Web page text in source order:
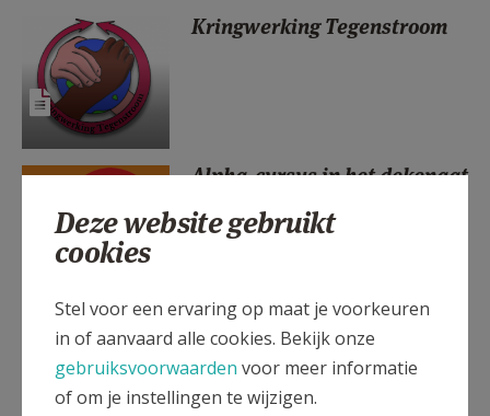
Kringwerking Tegenstroom
Alpha-cursus in het dekenaat
Hoger Diocesaan
Godsdienstinstituut
programma 2026-2027
Deze website gebruikt
cookies
Stel voor een ervaring op maat je voorkeuren
in of aanvaard alle cookies. Bekijk onze
gebruiksvoorwaarden voor meer informatie
of om je instellingen te wijzigen.